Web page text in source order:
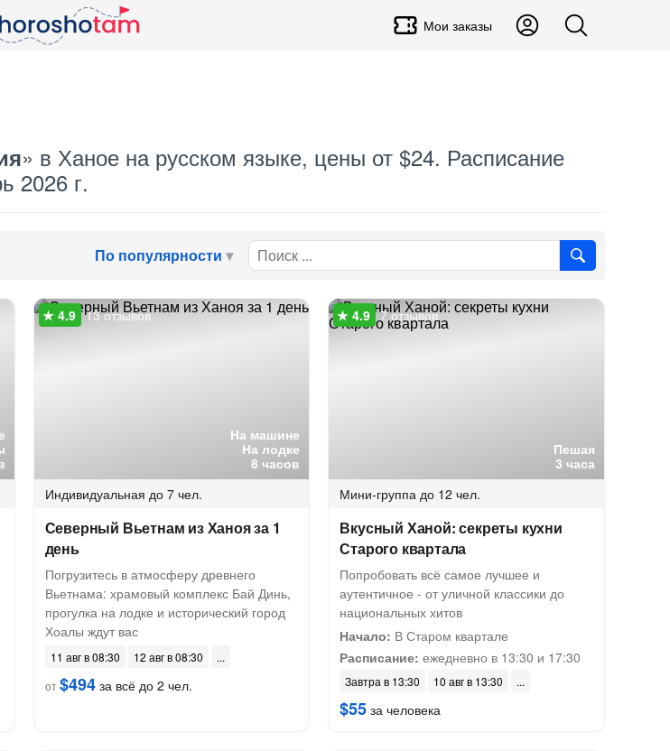
Мои заказы
» в Ханое на русском языке, цены от $24. Расписание
2026 г.
По популярности
На машине
На лодке
8 часов
13 отзывов
Индивидуальная до 7 чел.
Северный Вьетнам из Ханоя за 1
день
Погрузитесь в атмосферу древнего
Вьетнама: храмовый комплекс Бай Динь,
прогулка на лодке и исторический город
Хоалы ждут вас
11 авг в 08:30
12 авг в 08:30
от$494за всё до 2 чел.
Пешая
3 часа
7 отзывов
Мини-группа до 12 чел.
Вкусный Ханой: секреты кухни
Старого квартала
Попробовать всё самое лучшее и
аутентичное - от уличной классики до
национальных хитов
Начало: В Старом квартале
Расписание: ежедневно в 13:30 и 17:30
Завтра в 13:30 10 авг в 13:30
$55 за человека